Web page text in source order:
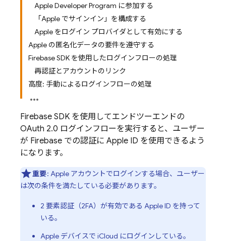
Apple Developer Program に参加する
「Apple でサインイン」を構成する
Apple をログイン プロバイダとして有効にする
Apple の匿名化データの要件を遵守する
Firebase SDK を使用したログインフローの処理
再認証とアカウントのリンク
高度: 手動によるログインフローの処理
Firebase SDK を使用してエンドツーエンドの
OAuth 2.0 ログインフローを実行すると、ユーザー
が Firebase での認証に Apple ID を使用できるよう
になります。
重要: Apple アカウントでログインする場合、ユーザー
は次の条件を満たしている必要があります。
2 要素認証（2FA）が有効である Apple ID を持って
いる。
Apple デバイスで iCloud にログインしている。